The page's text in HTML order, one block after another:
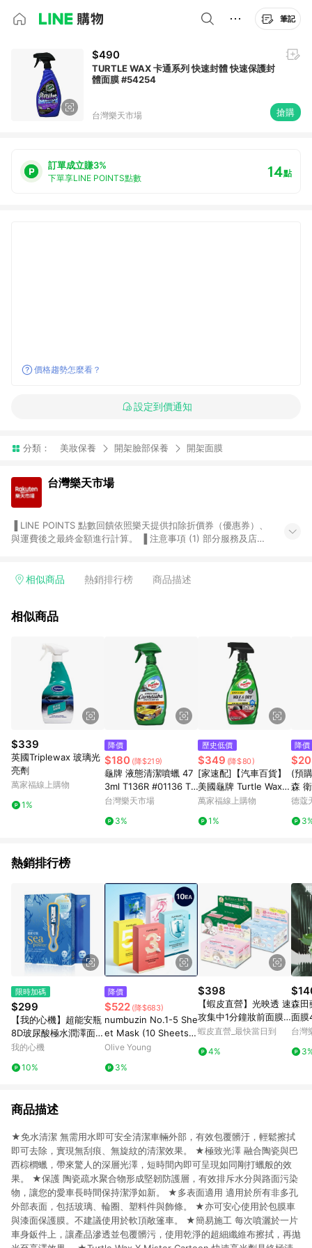
筆記
$490
TURTLE WAX 卡通系列 快速封體 快速保護封
體面膜 #54254
台灣樂天市場 搶購
訂單成立賺3%
下單享LINE POINTS點數 14點
價格趨勢怎麼看？
設定到價通知
分類： 美妝保養 開架臉部保養 開架面膜
台灣樂天市場
與運費後之最終金額進行計算。 ▐ 注意事項 (1) 部分服務及店家
Smart mobile、神腦生活、JS巨盛、樂天KOBO電子書，請詳閱
台灣樂天市場，並在同一瀏覽器於24小時內結帳，才享有 LINE
市場 45 天內完成訂單出貨及結帳，則不符合贈點資格。 (4) 如
使用APP、或中途瀏覽比價網、回饋網、Google等其他網頁、或
由網頁版(電腦版/手機版網頁)切換為App都將會造成追蹤中斷而
無法進行 LINE POINTS 回饋。 (5) LINE 購物為購物資訊整合性
平台，商品資料更新會有時間差，如顯示之商品規格、顏色、價
位、贈品與台灣樂天市場銷售網頁不符，以銷售網頁標示為準。
(6) 導購訂單已逾 365 天，根據台灣樂天回饋規定，逾期訂單將
不符合回饋資格。 (7) 若上述或其他原因，致使消費者無接收到
點數回饋或點數回饋有爭議，台灣樂天市場保有更改條款與法律
追訴之權利，活動詳情以樂天市場網站公告為準。
相似商品 熱銷排行榜 商品描述
相似商品
$339
英國Triplewax 玻璃光
亮劑
萬家福線上購物
1%
降價
$180 (降$219)
龜牌 液態清潔噴蠟 47
3ml T136R #01136 Tu
rtle Wax
台灣樂天市場
3%
歷史低價
$349 (降$80)
[家速配]【汽車百貨】
美國龜牌 Turtle Wax
乾擦濕擦保護噴蠟T9
萬家福線上購物
1%
降價
(預
森
ml
德蔻
熱銷排行榜
限時加碼
$299
【我的心機】超能安瓶
8D玻尿酸極水潤澤面膜
(4入/盒)
我的心機
10%
降價
$522 (降$683)
numbuzin No.1-5 She
et Mask (10 Sheets)
[Choose 1]
Olive Young
3%
$398
【蝦皮直營】光映透 速
攻集中1分鐘妝前面膜/
3分鐘修護面膜/毛穴小
入 保濕
蝦皮直營_最快當日到
4%
森田
面膜
台灣
商品描述
★免水清潔 無需用水即可安全清潔車輛外部，有效包覆髒汙，輕鬆擦拭
即可去除，實現無刮痕、無旋紋的清潔效果。 ★極致光澤 融合陶瓷與巴
西棕櫚蠟，帶來驚人的深層光澤，短時間內即可呈現如同剛打蠟般的效
果。 ★保護 陶瓷疏水聚合物形成堅韌防護層，有效排斥水分與路面污染
物，讓您的愛車長時間保持潔淨如新。 ★多表面適用 適用於所有非多孔
外部表面，包括玻璃、輪圈、塑料件與飾條。 ★亦可安心使用於包膜車
與漆面保護膜。不建議使用於軟頂敞篷車。 ★簡易施工 每次噴灑於一片
車身鈑件上，讓產品滲透並包覆髒污，使用乾淨的超細纖維布擦拭，再拋